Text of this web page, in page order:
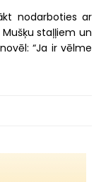
nodarboties ar
staļļiem un
“Ja ir vēlme